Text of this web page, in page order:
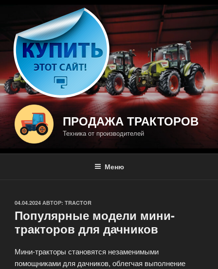
содержимому
ПРОДАЖА ТРАКТОРОВ
Техника от производителей
Меню
ОПУБЛИКОВАНО
04.04.2024 АВТОР: TRACTOR
Популярные модели мини-
тракторов для дачников
Мини-тракторы становятся незаменимыми
помощниками для дачников, облегчая выполнение